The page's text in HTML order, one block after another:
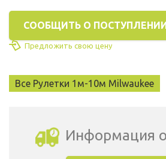
СООБЩИТЬ О
Предложить свою цену
Все Рулетки 1м-10м Milwaukee
Информация